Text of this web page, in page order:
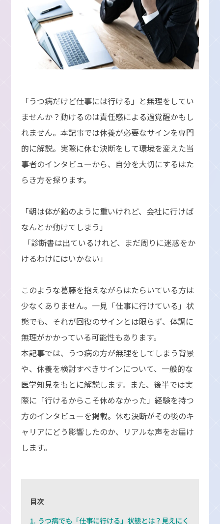
「うつ病だけど仕事には行ける」と無理をしてい
ませんか？動けるのは責任感による過覚醒かもし
れません。本記事では休養が必要なサインを専門
的に解説。実際に休む決断をして環境を変えた当
事者のインタビューから、自分を大切にするはた
らき方を探ります。
「朝は体が鉛のように重いけれど、会社に行けば
なんとか動けてしまう」
「診断書は出ているけれど、まだ周りに迷惑をか
けるわけにはいかない」
このような葛藤を抱えながらはたらいている方は
少なくありません。一見「仕事に行けている」状
態でも、それが回復のサインとは限らず、体調に
無理がかかっている可能性もあります。
本記事では、うつ病の方が無理をしてしまう背景
や、休養を検討すべきサインについて、一般的な
医学知見をもとに解説します。また、後半では実
際に「行けるからこそ休めなかった」経験を持つ
方のインタビューを掲載。休む決断がその後のキ
ャリアにどう影響したのか、リアルな声をお届け
します。
目次
うつ病でも「仕事に行ける」状態とは？見えにく